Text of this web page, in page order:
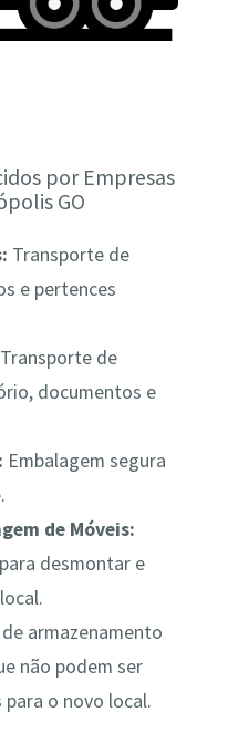
por Empresas
GO
Transporte de
e pertences
Transporte de
documentos e
Embalagem segura
de Móveis:
para desmontar e
armazenamento
não podem ser
o novo local.